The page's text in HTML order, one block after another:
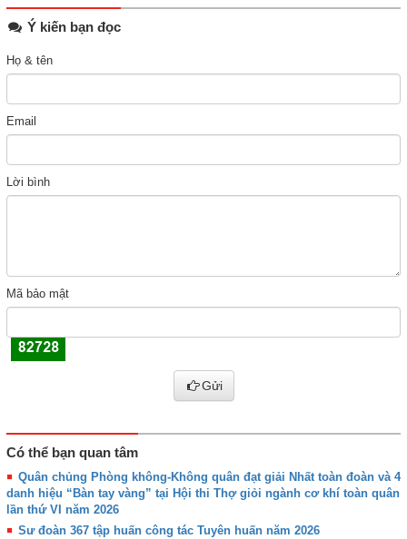
Ý kiến bạn đọc
Họ & tên
Email
Lời bình
Mã bảo mật
Gửi
Có thể bạn quan tâm
Quân chủng Phòng không-Không quân đạt giải Nhất toàn đoàn và 4
danh hiệu “Bàn tay vàng” tại Hội thi Thợ giỏi ngành cơ khí toàn quân
lần thứ VI năm 2026
Sư đoàn 367 tập huấn công tác Tuyên huấn năm 2026